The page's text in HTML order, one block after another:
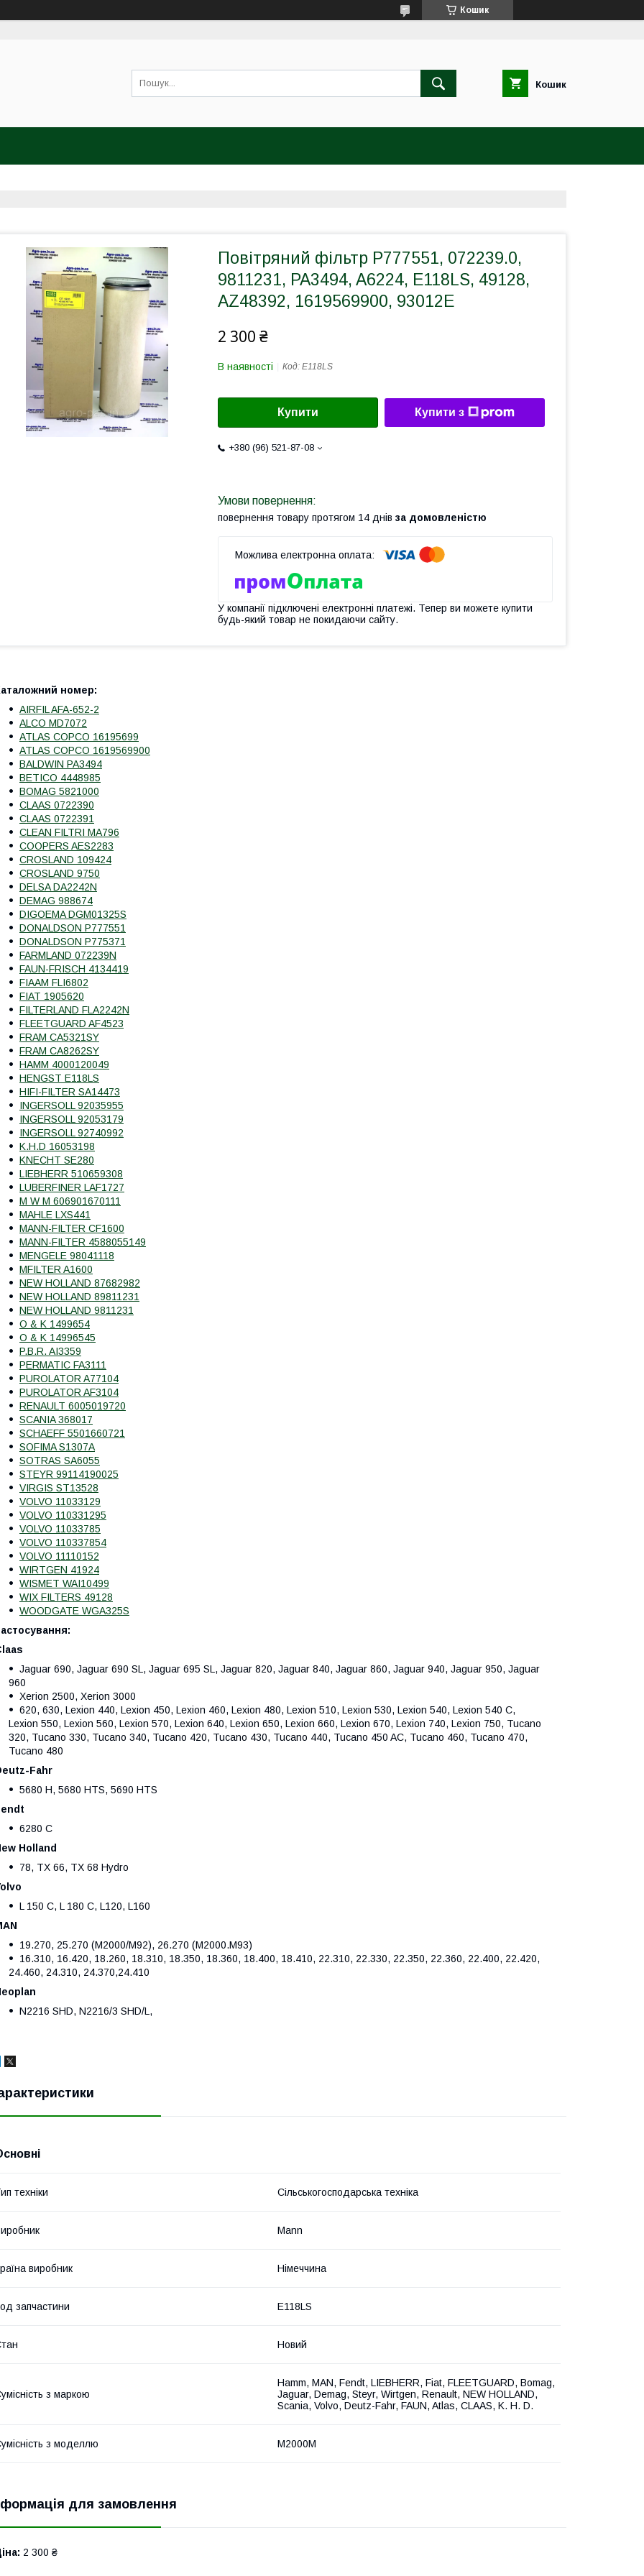
Кошик
Кошик
Повітряний фільтр P777551, 072239.0,
9811231, PA3494, A6224, E118LS, 49128,
AZ48392, 1619569900, 93012E
2 300 ₴
В наявності Код: E118LS
Купити Купити з
+380 (96) 521-87-08
повернення товару протягом 14 днів за домовленістю
У компанії підключені електронні платежі. Тепер ви можете купити
будь-який товар не покидаючи сайту.
номер:
AIRFIL AFA-652-2
ALCO MD7072
ATLAS COPCO 16195699
ATLAS COPCO 1619569900
BALDWIN PA3494
BETICO 4448985
BOMAG 5821000
CLAAS 0722390
CLAAS 0722391
CLEAN FILTRI MA796
COOPERS AES2283
CROSLAND 109424
CROSLAND 9750
DELSA DA2242N
DEMAG 988674
DIGOEMA DGM01325S
DONALDSON P777551
DONALDSON P775371
FARMLAND 072239N
FAUN-FRISCH 4134419
FIAAM FLI6802
FIAT 1905620
FILTERLAND FLA2242N
FLEETGUARD AF4523
FRAM CA5321SY
FRAM CA8262SY
HAMM 4000120049
HENGST E118LS
HIFI-FILTER SA14473
INGERSOLL 92035955
INGERSOLL 92053179
INGERSOLL 92740992
K.H.D 16053198
KNECHT SE280
LIEBHERR 510659308
LUBERFINER LAF1727
M W M 606901670111
MAHLE LXS441
MANN-FILTER CF1600
MANN-FILTER 4588055149
MENGELE 98041118
MFILTER A1600
NEW HOLLAND 87682982
NEW HOLLAND 89811231
NEW HOLLAND 9811231
O & K 1499654
O & K 14996545
P.B.R. AI3359
PERMATIC FA3111
PUROLATOR A77104
PUROLATOR AF3104
RENAULT 6005019720
SCANIA 368017
SCHAEFF 5501660721
SOFIMA S1307A
SOTRAS SA6055
STEYR 99114190025
VIRGIS ST13528
VOLVO 11033129
VOLVO 110331295
VOLVO 11033785
VOLVO 110337854
VOLVO 11110152
WIRTGEN 41924
WISMET WAI10499
WIX FILTERS 49128
WOODGATE WGA325S
Jaguar 690, Jaguar 690 SL, Jaguar 695 SL, Jaguar 820, Jaguar 840, Jaguar 860, Jaguar 940, Jaguar 950, Jaguar
960
Xerion 2500, Xerion 3000
620, 630, Lexion 440, Lexion 450, Lexion 460, Lexion 480, Lexion 510, Lexion 530, Lexion 540, Lexion 540 C,
Lexion 550, Lexion 560, Lexion 570, Lexion 640, Lexion 650, Lexion 660, Lexion 670, Lexion 740, Lexion 750, Tucano
320, Tucano 330, Tucano 340, Tucano 420, Tucano 430, Tucano 440, Tucano 450 AC, Tucano 460, Tucano 470,
Tucano 480
Fahr
5680 H, 5680 HTS, 5690 HTS
6280 C
Holland
78, TX 66, TX 68 Hydro
L 150 C, L 180 C, L120, L160
19.270, 25.270 (M2000/M92), 26.270 (M2000.M93)
16.310, 16.420, 18.260, 18.310, 18.350, 18.360, 18.400, 18.410, 22.310, 22.330, 22.350, 22.360, 22.400, 22.420,
24.460, 24.310, 24.370,24.410
N2216 SHD, N2216/3 SHD/L,
техніки Сільськогосподарська техніка
Mann
виробник Німеччина
запчастини E118LS
Новий
з маркою
Hamm, MAN, Fendt, LIEBHERR, Fiat, FLEETGUARD, Bomag,
Jaguar, Demag, Steyr, Wirtgen, Renault, NEW HOLLAND,
Scania, Volvo, Deutz-Fahr, FAUN, Atlas, CLAAS, K. H. D.
з моделлю M2000M
для замовлення
2 300 ₴